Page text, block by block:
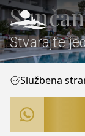
Stvarajte
Službena